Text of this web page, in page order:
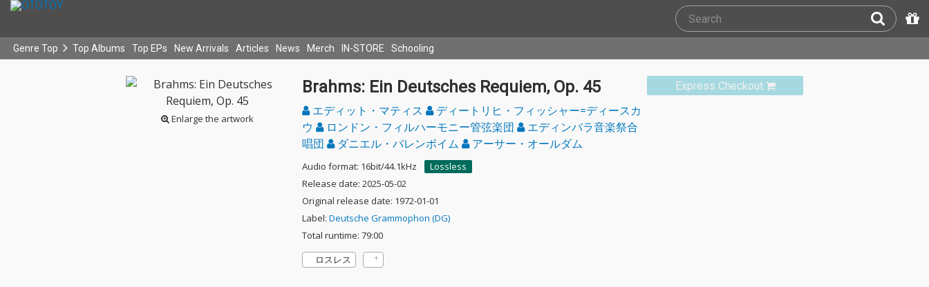
Genre Top Top Albums Top EPs New Arrivals Articles News Merch IN-STORE Schooling
Enlarge the artwork
Express Checkout
Brahms: Ein Deutsches Requiem, Op. 45
エディット・マティス
ディートリヒ・フィッシャー=ディースカ
ウ
ロンドン・フィルハーモニー管弦楽団
エディンバラ音楽祭合
唱団
ダニエル・バレンボイム アーサー・オールダム
Audio format: 16bit/44.1kHz
Lossless
Release date: 2025-05-02
Original release date: 1972-01-01
Label: Deutsche Grammophon (DG)
Total runtime: 79:00
ロスレス